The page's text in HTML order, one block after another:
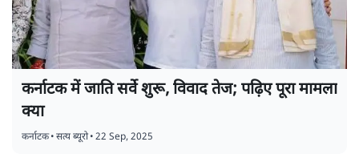
कर्नाटक में जाति सर्वे शुरू, विवाद तेज; पढ़िए पूरा मामला
क्या
कर्नाटक•सत्य ब्यूरो•22 Sep, 2025